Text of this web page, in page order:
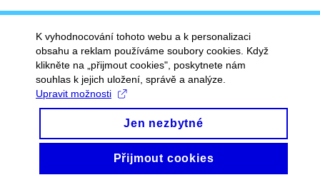
K vyhodnocování tohoto webu a k personalizaci
obsahu a reklam používáme soubory cookies. Když
klikněte na „přijmout cookies", poskytnete nám
souhlas k jejich uložení, správě a analýze.
Upravit možnosti
Jen nezbytné
Přijmout cookies